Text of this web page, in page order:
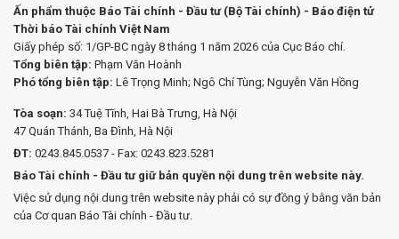
Ấn phẩm thuộc Báo Tài chính - Đầu tư (Bộ Tài chính) - Báo điện tử
Thời báo Tài chính Việt Nam
Giấy phép số: 1/GP-BC ngày 8 tháng 1 năm 2026 của Cục Báo chí.
Tổng biên tập: Phạm Văn Hoành
Phó tổng biên tập: Lê Trọng Minh; Ngô Chí Tùng; Nguyễn Văn Hồng
Tòa soạn: 34 Tuệ Tĩnh, Hai Bà Trưng, Hà Nội
47 Quán Thánh, Ba Đình, Hà Nội
ĐT: 0243.845.0537 - Fax: 0243.823.5281
Báo Tài chính - Đầu tư giữ bản quyền nội dung trên website này.
Việc sử dụng nội dung trên website này phải có sự đồng ý bằng văn bản
của Cơ quan Báo Tài chính - Đầu tư.